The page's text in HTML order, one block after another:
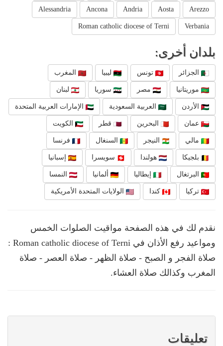
Arezzo
Aosta
Andria
Ancona
Alessandria
Verbania
Roman catholic diocese of Terni
بلدان أخرى:
الجزائر تونس ليبيا المغرب
موريتانيا مصر سوريا لبنان
الأردن العربية السعودية الإمارات العربية المتحدة
عمان البحرين قطر الكويت
مالي النيجر السنغال فرنسا
بلجيكا هولندا سويسرا إسبانيا
البرتغال إيطاليا ألمانيا النمسا
تركيا كندا الولايات المتحدة الأمريكية
نقدم لك في هذه الصفحة مواقيت الصلوات الخمس
ومواعيد رفع الأذان في Roman catholic diocese of Terni :
صلاة الفجر و الصبح - صلاة الظهر - صلاة العصر - صلاة
المغرب وكذالك صلاة العشاء.
تعليقات